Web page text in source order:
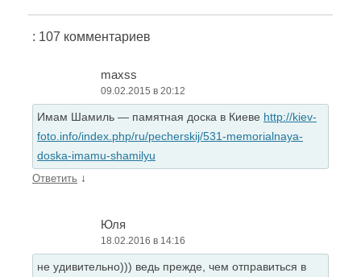
: 107 комментариев
maxss
09.02.2015 в 20:12
Имам Шамиль — памятная доска в Киеве http://kiev-
foto.info/index.php/ru/pecherskij/531-memorialnaya-
doska-imamu-shamilyu
Ответить ↓
Юля
18.02.2016 в 14:16
не удивительно))) ведь прежде, чем отправиться в